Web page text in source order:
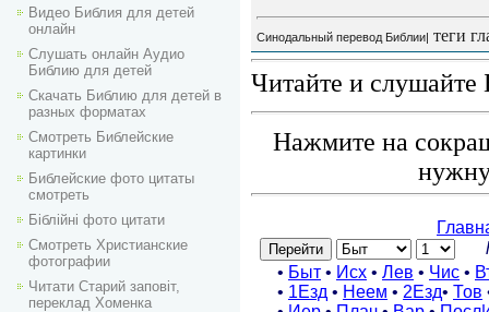
Видео Библия для детей
онлайн
Слушать онлайн Аудио
Библию для детей
Скачать Библию для детей в
разных форматах
Смотреть Библейские
картинки
Библейские фото цитаты
смотреть
Біблійні фото цитати
Смотреть Христианские
фотографии
Читати Старий заповіт,
переклад Хоменка
Синодальный перевод Библии| теги
Читайте и слушайте
Нажмите на